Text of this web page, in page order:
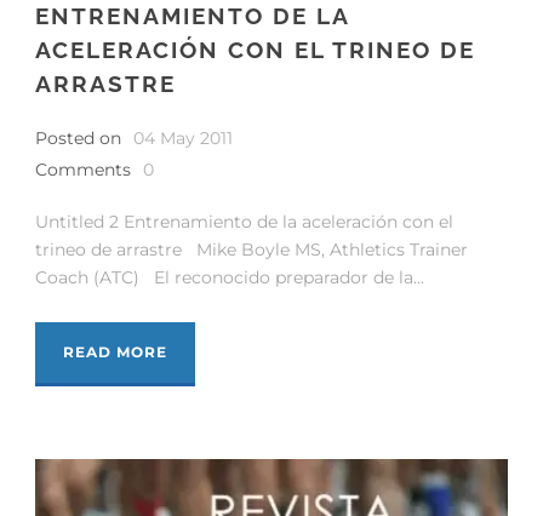
ENTRENAMIENTO DE LA
ACELERACIÓN CON EL TRINEO DE
ARRASTRE
Posted on
04 May 2011
Comments
0
Untitled 2 Entrenamiento de la aceleración con el
trineo de arrastre Mike Boyle MS, Athletics Trainer
Coach (ATC) El reconocido preparador de la...
READ MORE